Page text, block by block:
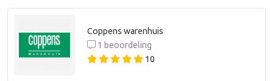
Coppens warenhuis
1 beoordeling
10